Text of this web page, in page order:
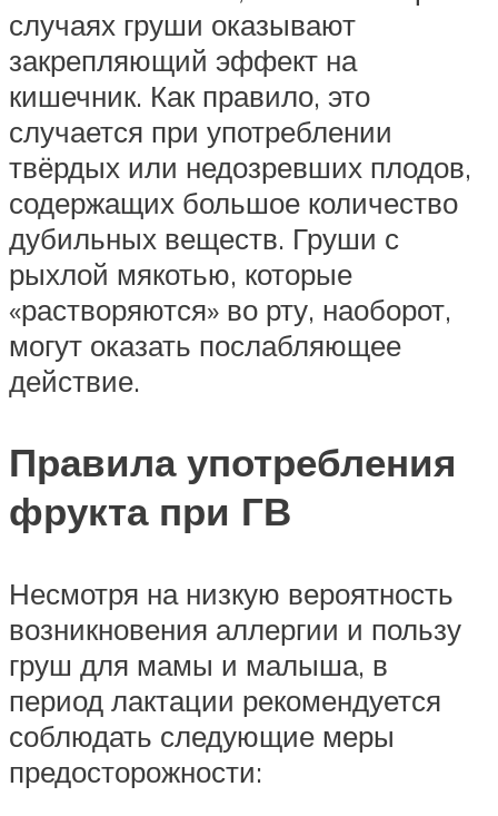
случаях груши оказывают
закрепляющий эффект на
кишечник. Как правило, это
случается при употреблении
твёрдых или недозревших плодов,
содержащих большое количество
дубильных веществ. Груши с
рыхлой мякотью, которые
«растворяются» во рту, наоборот,
могут оказать послабляющее
действие.
Правила употребления
фрукта при ГВ
Несмотря на низкую вероятность
возникновения аллергии и пользу
груш для мамы и малыша, в
период лактации рекомендуется
соблюдать следующие меры
предосторожности: